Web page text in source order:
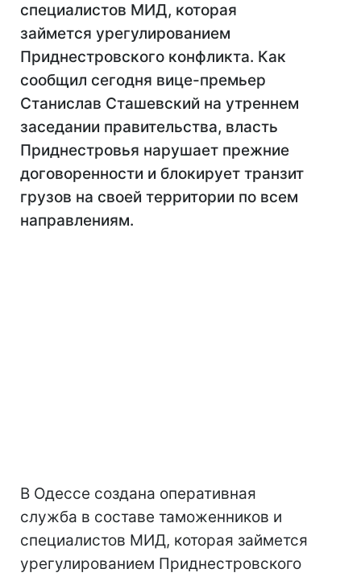
специалистов МИД, которая
займется урегулированием
Приднестровского конфликта. Как
сообщил сегодня вице-премьер
Станислав Сташевский на утреннем
заседании правительства, власть
Приднестровья нарушает прежние
договоренности и блокирует транзит
грузов на своей территории по всем
направлениям.
В Одессе создана оперативная
служба в составе таможенников и
специалистов МИД, которая займется
урегулированием Приднестровского